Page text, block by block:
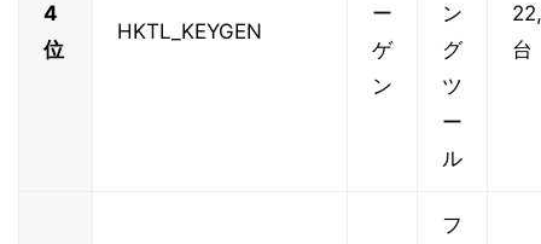
4
位
HKTL_KEYGEN
ー
ゲ
ン
ン
グ
ツ
ー
ル
台
フ